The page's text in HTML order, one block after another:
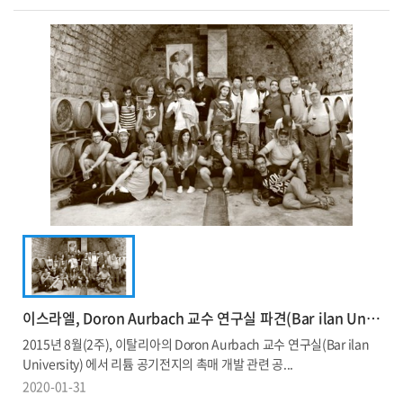
이스라엘, Doron Aurbach 교수 연구실 파견(Bar ilan University)
2015년 8월(2주), 이탈리아의 Doron Aurbach 교수 연구실(Bar ilan
University) 에서 리튬 공기전지의 촉매 개발 관련 공...
2020-01-31